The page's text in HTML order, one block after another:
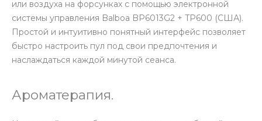
или воздуха на форсунках с помощью электронной
системы управления Balboa BP6013G2 + TP600 (США).
Простой и интуитивно понятный интерфейс позволяет
быстро настроить пул под свои предпочтения и
наслаждаться каждой минутой сеанса.
Ароматерапия.